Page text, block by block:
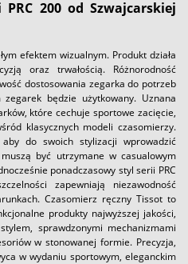
200 od Szwajcarskiej
efektem wizualnym. Produkt działa
oraz trwałością. Różnorodność
dostosowania zegarka do potrzeb
będzie użytkowany. Uznana
które cechuje sportowe zacięcie,
klasycznych modeli czasomierzy.
do swoich stylizacji wprowadzić
być utrzymane w casualowym
ponadczasowy styl serii PRC
zapewniają niezawodność
Czasomierz ręczny Tissot to
produkty najwyższej jakości,
sprawdzonymi mechanizmami
w stonowanej formie. Precyzja,
w wydaniu sportowym, eleganckim